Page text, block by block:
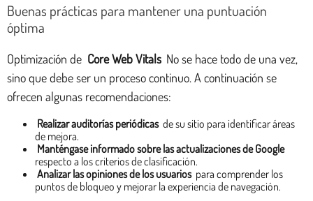
Buenas prácticas para mantener una puntuación
óptima
Optimización de Core Web Vitals No se hace todo de una vez,
sino que debe ser un proceso continuo. A continuación se
ofrecen algunas recomendaciones:
Realizar auditorías periódicas de su sitio para identificar áreas
de mejora.
Manténgase informado sobre las actualizaciones de Google
respecto a los criterios de clasificación.
Analizar las opiniones de los usuarios para comprender los
puntos de bloqueo y mejorar la experiencia de navegación.